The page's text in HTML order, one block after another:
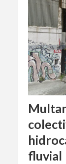
fluvial